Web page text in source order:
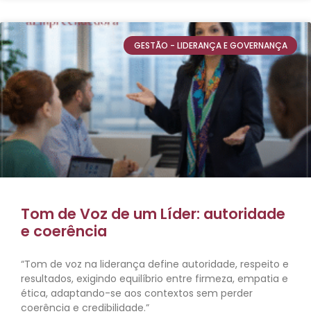
GESTÃO - LIDERANÇA E GOVERNANÇA
Tom de Voz de um Líder: autoridade
e coerência
“Tom de voz na liderança define autoridade, respeito e
resultados, exigindo equilíbrio entre firmeza, empatia e
ética, adaptando-se aos contextos sem perder
coerência e credibilidade.”